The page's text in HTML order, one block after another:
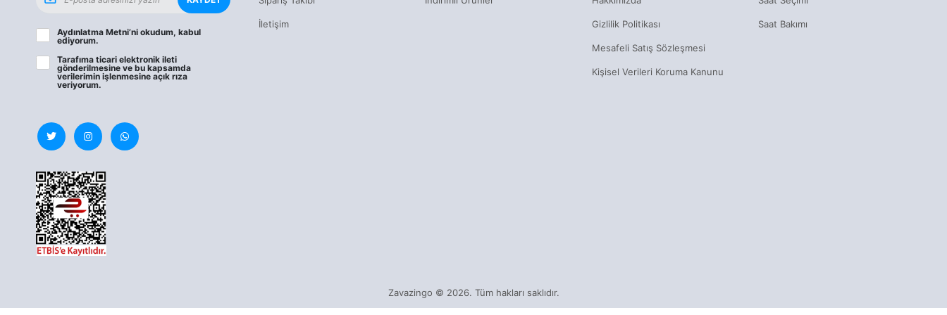
İletişim Gizlilik Politikası
Mesafeli Satış Sözleşmesi
Kişisel Verileri Koruma Kanunu
Saat Bakımı
Aydınlatma Metni’ni okudum, kabul
ediyorum.
Tarafıma ticari elektronik ileti
gönderilmesine ve bu kapsamda
verilerimin işlenmesineaçık rıza
veriyorum.
Zavazingo © 2026. Tüm hakları saklıdır.